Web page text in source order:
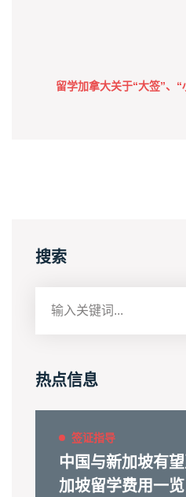
留学加拿大关于“大签”、
搜索
热点信息
签证指导
中国与新加坡有
加坡留学费用一览